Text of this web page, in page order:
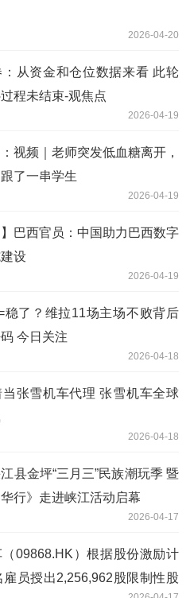
2026-04-20
：从资金和仓位数据来看 此轮
程未结束-观焦点
2026-04-19
视频｜老师突发低血糖离开，
了一串学生
2026-04-19
】巴西官员：中国助力巴西数字
设
2026-04-19
稳了？维拉11场主场不败背后
今日关注
2026-04-18
张雪机车代理 张雪机车全球
2026-04-18
县金坪“三月三”民族潮玩季 暨
华行》走进峡江活动启幕
2026-04-17
09868.HK）根据股份激励计
雇员授出2,256,962股限制性股